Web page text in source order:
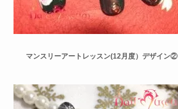
マンスリーアートレッスン(12月度）デザイン②